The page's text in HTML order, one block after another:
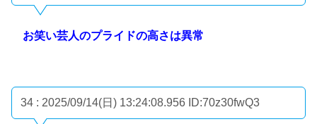
お笑い芸人のプライドの高さは異常
34 : 2025/09/14(日) 13:24:08.956 ID:70z30fwQ3